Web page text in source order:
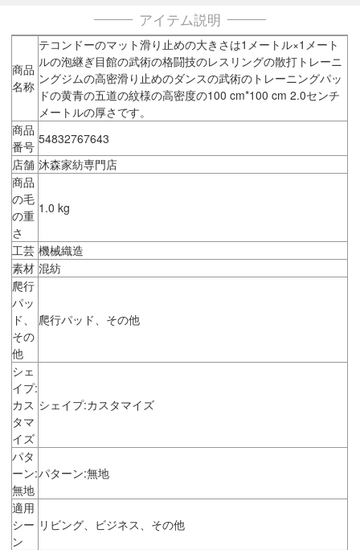
アイテム説明
商品
名称
テコンドーのマット滑り止めの大きさは1メートル×1メート
ルの泡継ぎ目館の武術の格闘技のレスリングの散打トレーニ
ングジムの高密滑り止めのダンスの武術のトレーニングパッ
ドの黄青の五道の紋様の高密度の100 cm*100 cm 2.0センチ
メートルの厚さです。
商品
番号 54832767643
店舗 沐森家紡専門店
商品
の毛
の重
さ
1.0 kg
工芸 機械織造
素材 混紡
爬行
パッ
ド、
その
他
爬行パッド、その他
シェ
イプ:
カス
タマ
イズ
シェイプ:カスタマイズ
パタ
ーン:
無地
パターン:無地
適用
シー
ン
リビング、ビジネス、その他